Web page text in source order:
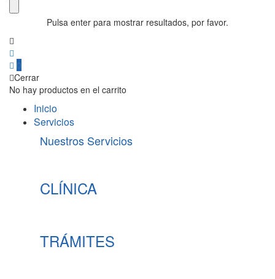
Pulsa enter para mostrar resultados, por favor.
0
Cerrar
No hay productos en el carrito
Inicio
Servicios
Nuestros Servicios
CLÍNICA
TRÁMITES